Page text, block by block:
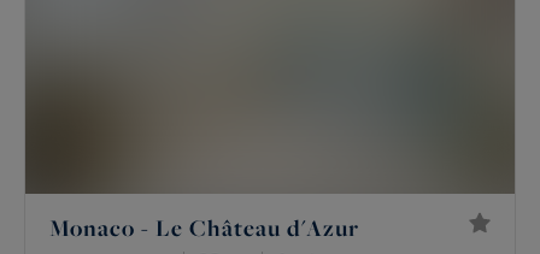
Monaco - Le Château d'Azur